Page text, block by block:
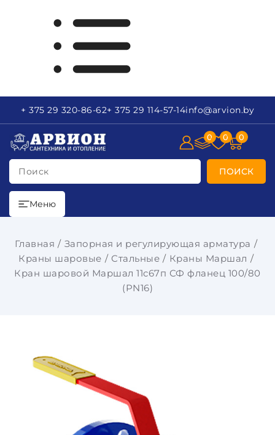
+ 375 29 320-86-62+ 375 29 114-57-14info@arvion.by
Поиск ПОИСК
0 0 0
Меню
Главная
Запорная и регулирующая арматура
Краны шаровые
Стальные
Краны Маршал
Кран шаровой Маршал 11с67п СФ фланец 100/80
(PN16)